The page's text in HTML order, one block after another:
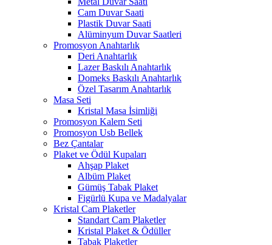
Cam Duvar Saati
Plastik Duvar Saati
Alüminyum Duvar Saatleri
Promosyon Anahtarlık
Deri Anahtarlık
Lazer Baskılı Anahtarlık
Domeks Baskılı Anahtarlık
Özel Tasarım Anahtarlık
Masa Seti
Kristal Masa İsimliği
Promosyon Kalem Seti
Promosyon Usb Bellek
Bez Çantalar
Plaket ve Ödül Kupaları
Ahşap Plaket
Albüm Plaket
Gümüş Tabak Plaket
Figürlü Kupa ve Madalyalar
Kristal Cam Plaketler
Standart Cam Plaketler
Kristal Plaket & Ödüller
Tabak Plaketler